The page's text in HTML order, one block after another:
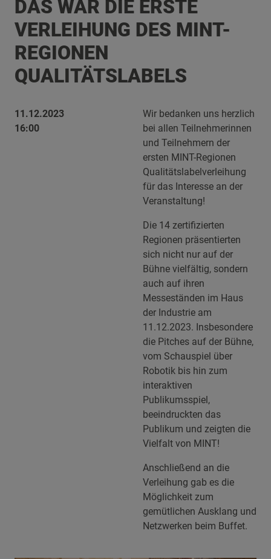
DAS WAR DIE ERSTE
VERLEIHUNG DES MINT-
REGIONEN
QUALITÄTSLABELS
11.12.2023
16:00
Wir bedanken uns herzlich
bei allen Teilnehmerinnen
und Teilnehmern der
ersten MINT-Regionen
Qualitätslabelverleihung
für das Interesse an der
Veranstaltung!
Die 14 zertifizierten
Regionen präsentierten
sich nicht nur auf der
Bühne vielfältig, sondern
auch auf ihren
Messeständen im Haus
der Industrie am
11.12.2023. Insbesondere
die Pitches auf der Bühne,
vom Schauspiel über
Robotik bis hin zum
interaktiven
Publikumsspiel,
beeindruckten das
Publikum und zeigten die
Vielfalt von MINT!
Anschließend an die
Verleihung gab es die
Möglichkeit zum
gemütlichen Ausklang und
Netzwerken beim Buffet.